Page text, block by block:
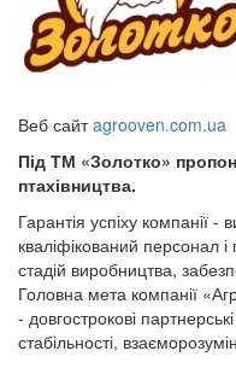
Веб сайтagrooven.com.ua
Під ТМ «Золотко»
птахівництва.
Гарантія успіху компанії -
кваліфікований персонал і
стадій виробництва,
Головна мета компанії
- довгострокові
стабільності,